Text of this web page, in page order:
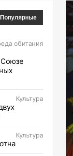
Популярные
обитания
Союзе
Культура
Культура